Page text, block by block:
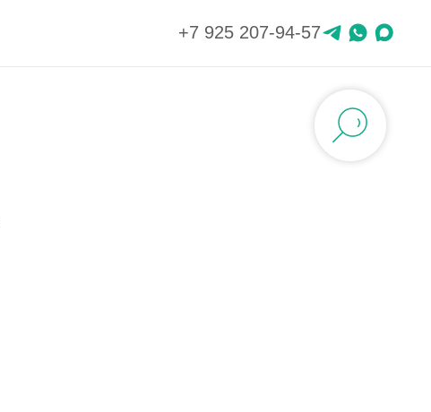
+7 925 207-94-57
Специалисты/ Массажист Степанов